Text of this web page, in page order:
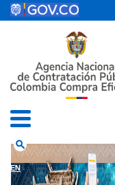
Pasar al contenido principal
• Consulta RUES
• Preguntas Frecuentes
search
EN